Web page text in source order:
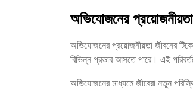
অভিযোজনের
অভিযোজনের প্রয়োজনীয়তা জীবনের
বিভিন্ন প্রভাব আসতে পারে। এই
অভিযোজনের মাধ্যমে জীবেরা নতুন